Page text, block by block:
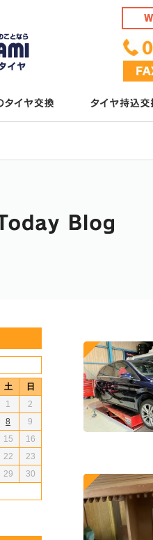
土 日
1
2
8
9
15
16
22
23
29
30